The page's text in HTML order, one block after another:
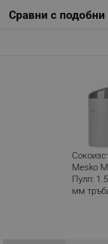
Сравни с подобни
Mesko
Пулп:
мм